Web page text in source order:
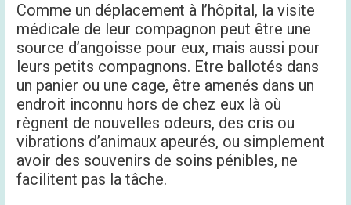
Comme un déplacement à l’hôpital, la visite
médicale de leur compagnon peut être une
source d’angoisse pour eux, mais aussi pour
leurs petits compagnons. Etre ballotés dans
un panier ou une cage, être amenés dans un
endroit inconnu hors de chez eux là où
règnent de nouvelles odeurs, des cris ou
vibrations d’animaux apeurés, ou simplement
avoir des souvenirs de soins pénibles, ne
facilitent pas la tâche.